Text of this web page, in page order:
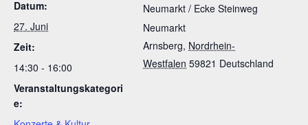
Datum:
27. Juni
Zeit:
14:30 - 16:00
Veranstaltungskategori
e:
Neumarkt / Ecke Steinweg
Neumarkt
Arnsberg, Nordrhein-
Westfalen 59821 Deutschland